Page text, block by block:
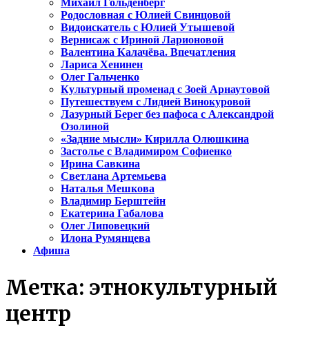
Михаил Гольденберг
Родословная с Юлией Свинцовой
Видоискатель с Юлией Утышевой
Вернисаж с Ириной Ларионовой
Валентина Калачёва. Впечатления
Лариса Хенинен
Олег Гальченко
Культурный променад с Зоей Арнаутовой
Путешествуем с Лидией Винокуровой
Лазурный Берег без пафоса с Александрой
Озолиной
«Задние мысли» Кирилла Олюшкина
Застолье с Владимиром Софиенко
Ирина Савкина
Светлана Артемьева
Наталья Мешкова
Владимир Берштейн
Екатерина Габалова
Олег Липовецкий
Илона Румянцева
Афиша
Метка: этнокультурный
центр